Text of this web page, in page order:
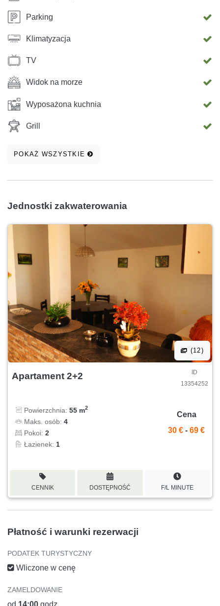
Parking
Klimatyzacja
TV
Widok na morze
Wyposażona kuchnia
Grill
POKAŻ WSZYSTKIE
Jednostki zakwaterowania
(12)
Apartament 2+2
ID
13354252
Powierzchnia: 55 m2
Maks. osób: 4
Pokoi: 2
Łazienek: 1
Cena
30 € - 69 €
CENNIK DOSTĘPNOŚĆ F/L MINUTE
Płatność i warunki rezerwacji
PODATEK TURYSTYCZNY
Wliczone w cenę
ZAMELDOWANIE
od 14:00 godz.